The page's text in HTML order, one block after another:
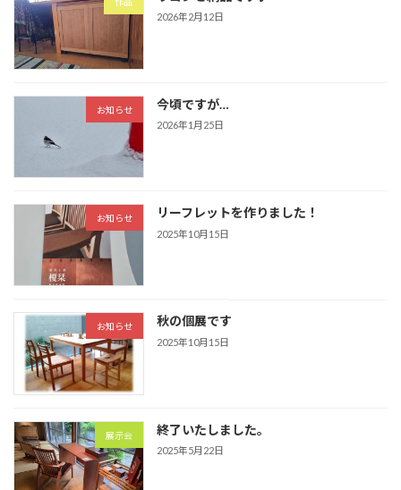
2026年2月12日
お知らせ 今頃ですが…
2026年1月25日
お知らせ リーフレットを作りました！
2025年10月15日
お知らせ 秋の個展です
2025年10月15日
展示会 終了いたしました。
2025年5月22日